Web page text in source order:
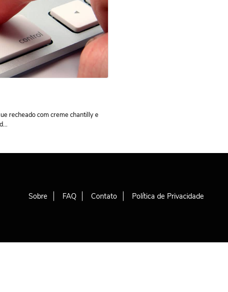
recheado com creme chantilly e
Sobre FAQ Contato Política de Privacidade